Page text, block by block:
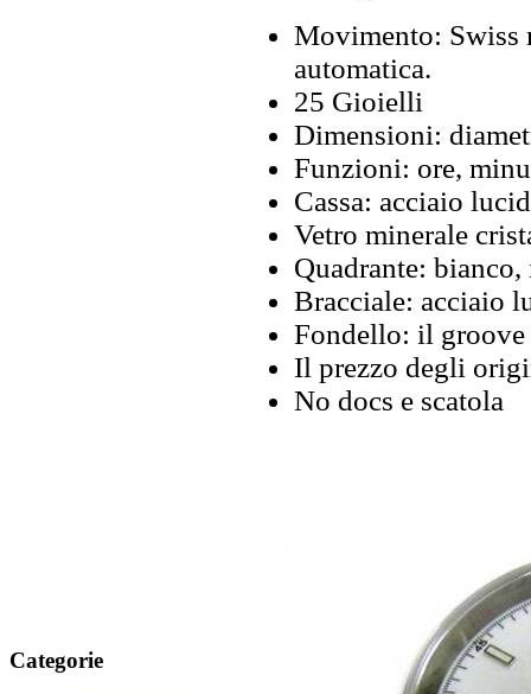
Categorie
Movimento: Swiss
automatica.
25 Gioielli
Dimensioni:
Funzioni: ore,
Cassa: acciaio
Vetro minerale
Quadrante:
Bracciale: acciaio
Fondello: il
Il prezzo degli
No docs e scatola